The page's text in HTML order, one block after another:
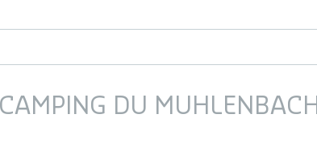
CAMPING DU MUHLENBACH